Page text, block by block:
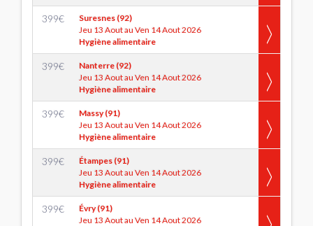
399€
Suresnes (92)
Jeu 13 Aout au Ven 14 Aout 2026
Hygiène alimentaire
399€
Nanterre (92)
Jeu 13 Aout au Ven 14 Aout 2026
Hygiène alimentaire
399€
Massy (91)
Jeu 13 Aout au Ven 14 Aout 2026
Hygiène alimentaire
399€
Étampes (91)
Jeu 13 Aout au Ven 14 Aout 2026
Hygiène alimentaire
399€
Évry (91)
Jeu 13 Aout au Ven 14 Aout 2026